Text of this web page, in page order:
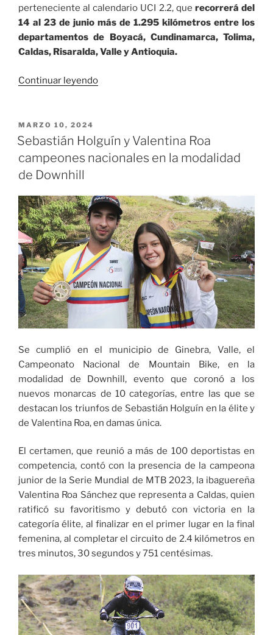
perteneciente al calendario UCI 2.2, que recorrerá del
14 al 23 de junio más de 1.295 kilómetros entre los
departamentos de Boyacá, Cundinamarca, Tolima,
Caldas, Risaralda, Valle y Antioquia.
Continuar leyendo«La
2024
recorrerá
PUBLICADO
EL
MARZO 10, 2024
Sebastián Holguín y Valentina Roa
campeones nacionales en la modalidad
de Downhill
Se cumplió en el municipio de Ginebra, Valle, el
Campeonato Nacional de Mountain Bike, en la
modalidad de Downhill, evento que coronó a los
nuevos monarcas de 10 categorías, entre las que se
destacan los triunfos de Sebastián Holguín en la élite y
de Valentina Roa, en damas única.
El certamen, que reunió a más de 100 deportistas en
competencia, contó con la presencia de la campeona
junior de la Serie Mundial de MTB 2023, la ibaguereña
Valentina Roa Sánchez que representa a Caldas, quien
ratificó su favoritismo y debutó con victoria en la
categoría élite, al finalizar en el primer lugar en la final
femenina, al completar el circuito de 2.4 kilómetros en
tres minutos, 30 segundos y 751 centésimas.